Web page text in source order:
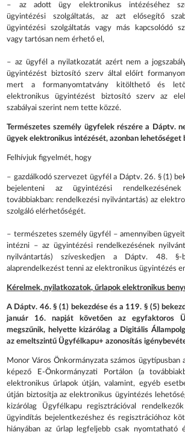
– az adott ügy elektronikus intézéséhez
ügyintézési szolgáltatás, az azt elősegítő
ügyintézési szolgáltatás vagy más kapcsolódó
vagy tartósan nem érhető el,
– az ügyfél a nyilatkozatát azért nem a
ügyintézést biztosító szerv által előírt
mert a formanyomtatvány kitölthető és
elektronikus ügyintézést biztosító szerv az
szabályai szerint nem tette közzé.
Természetes személy ügyfelek részére a Dáptv.
ügyek elektronikus intézését, azonban lehetőséget
Felhívjuk figyelmét, hogy
– gazdálkodó szervezet ügyfél a Dáptv. 26. § (1)
bejelenteni az ügyintézési
továbbiakban: rendelkezési nyilvántartás) az
szolgáló elérhetőségét.
– természetes személy ügyfél – amennyiben
intézni – az ügyintézési rendelkezésének
nyilvántartás) szíveskedjen a Dáptv. 48. §-
alaprendelkezést tenni az elektronikus ügyintézés
Kérelmek, nyilatkozatok, űrlapok elektronikus
A Dáptv. 46. § (1) bekezdése és a 119. § (5)
január 16. napját követően az egyfaktoros
megszűnik, helyette kizárólag a Digitális
az emeltszintű Ügyfélkapu+ azonosítás
Monor Város Önkormányzata számos ügytípusban
képező E-Önkormányzati Portálon (a
elektronikus űrlapok útján, valamint, egyéb
útján biztosítja az elektronikus ügyintézés
kizárólag Ügyfélkapu regisztrációval
ügyindítás bejelentkezéshez és regisztrációhoz
hiányában az űrlap legfeljebb csak nyomtatható